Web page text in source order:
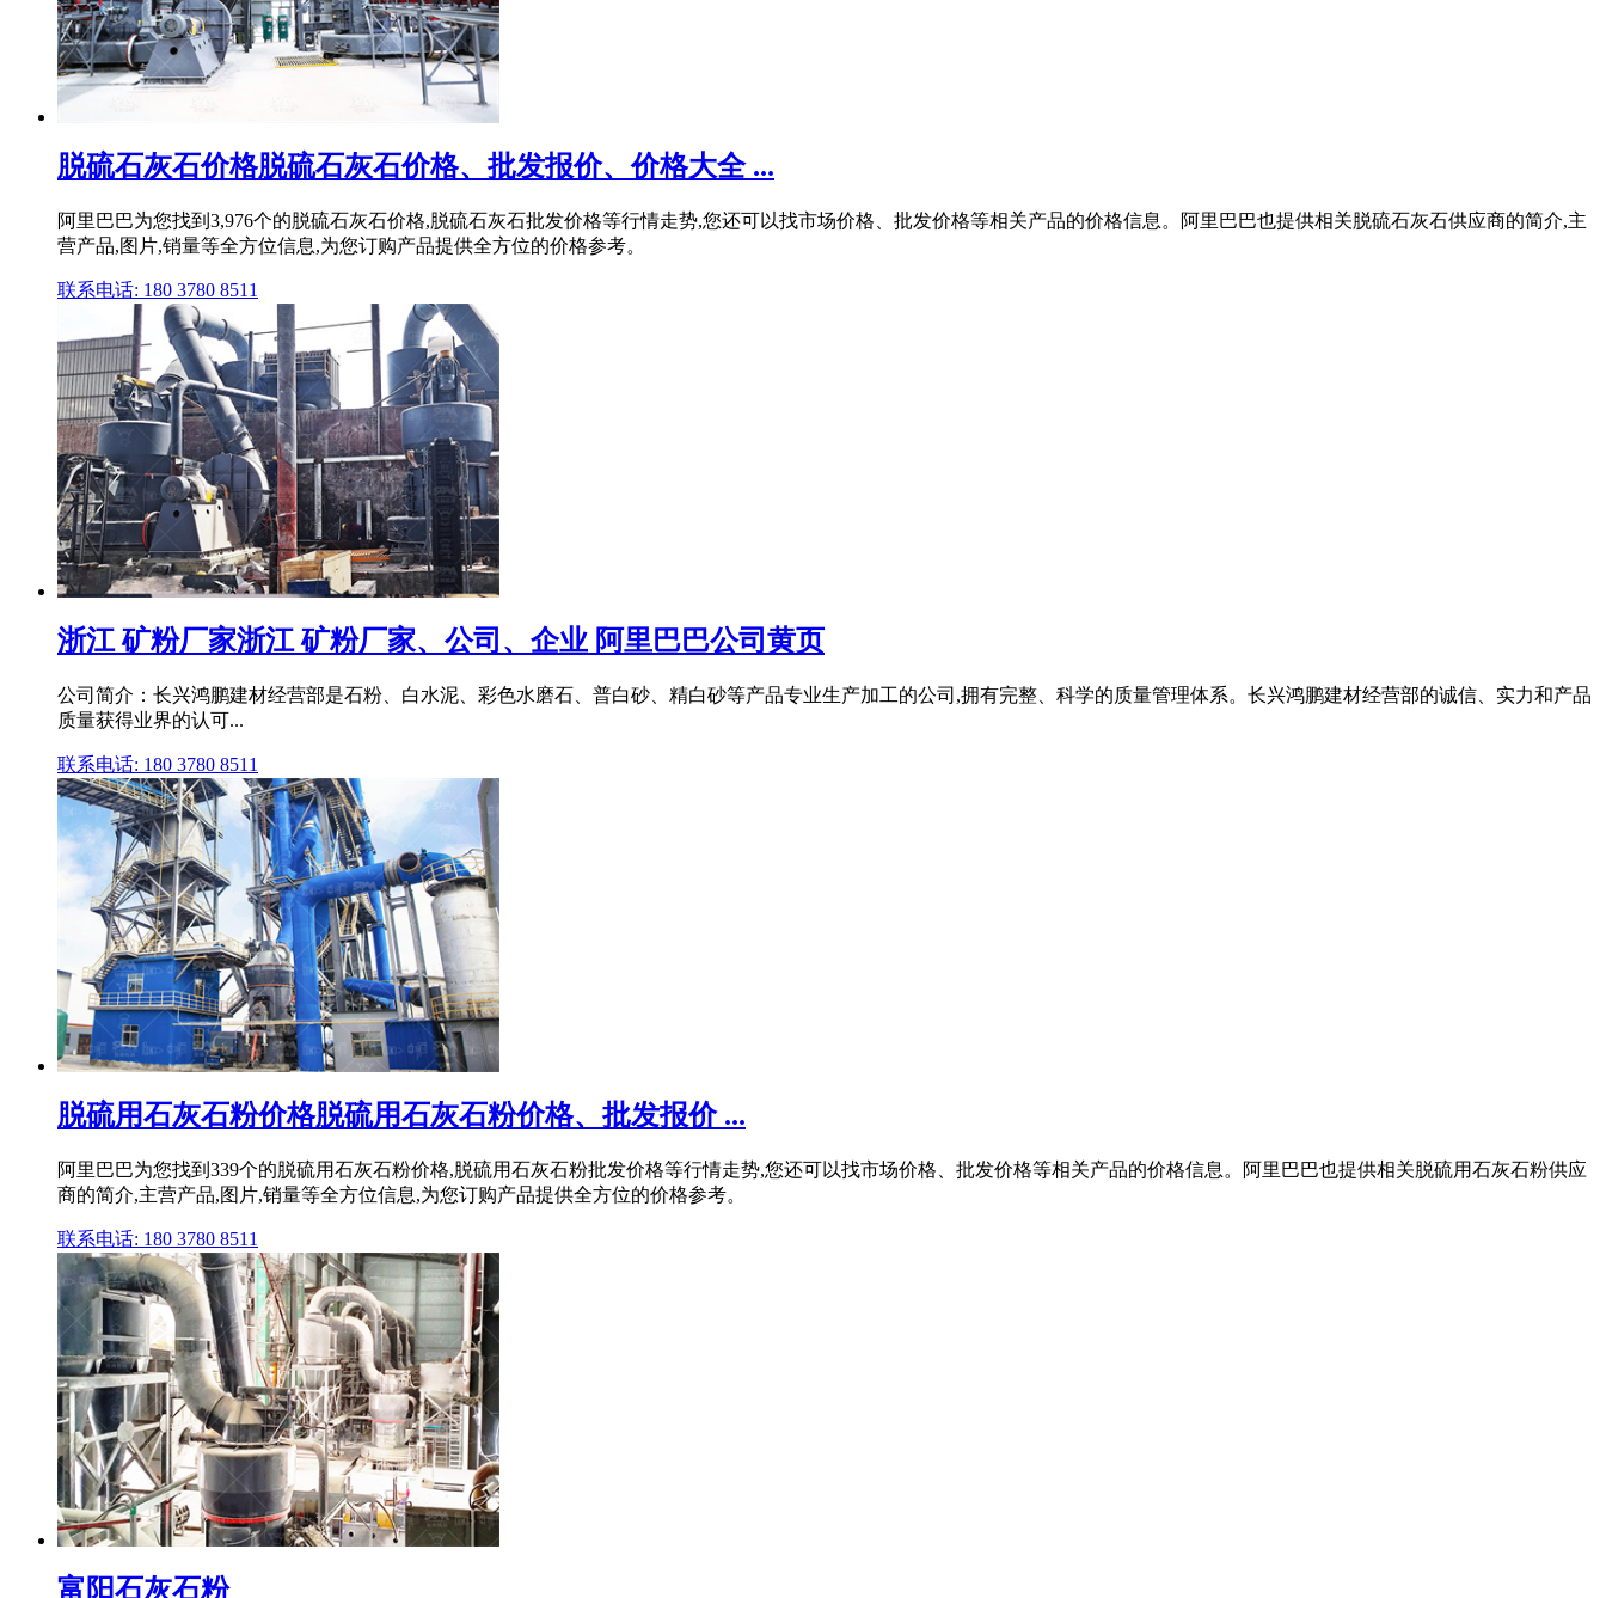
脱硫石灰石价格脱硫石灰石价格、批发报价、价格大全 ...
阿里巴巴为您找到3,976个的脱硫石灰石价格,脱硫石灰石批发价格等行情走势,您还可以找市场价格、批发价格等相关产品的价格信息。阿里巴巴也提供相关脱硫石灰石供应商的简介,主
营产品,图片,销量等全方位信息,为您订购产品提供全方位的价格参考。
联系电话: 180 3780 8511
浙江 矿粉厂家浙江 矿粉厂家、公司、企业 阿里巴巴公司黄页
公司简介：长兴鸿鹏建材经营部是石粉、白水泥、彩色水磨石、普白砂、精白砂等产品专业生产加工的公司,拥有完整、科学的质量管理体系。长兴鸿鹏建材经营部的诚信、实力和产品
质量获得业界的认可...
联系电话: 180 3780 8511
脱硫用石灰石粉价格脱硫用石灰石粉价格、批发报价 ...
阿里巴巴为您找到339个的脱硫用石灰石粉价格,脱硫用石灰石粉批发价格等行情走势,您还可以找市场价格、批发价格等相关产品的价格信息。阿里巴巴也提供相关脱硫用石灰石粉供应
商的简介,主营产品,图片,销量等全方位信息,为您订购产品提供全方位的价格参考。
联系电话: 180 3780 8511
富阳石灰石粉